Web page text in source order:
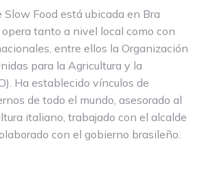
Slow Food está ubicada en Bra
tanto a nivel local como con
entre ellos la Organización
para la Agricultura y la
Ha establecido vínculos de
de todo el mundo, asesorado al
italiano, trabajado con el alcalde
con el gobierno brasileño.